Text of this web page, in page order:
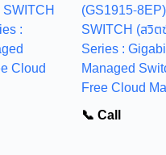
:
Cloud
(GS1915-
SWITCH (สวิ
Series :
Managed
Free Cloud
📞 Call